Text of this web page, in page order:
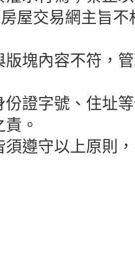
屋交易網主旨
版塊內容不符，
份證字號、住址
。
須遵守以上原則